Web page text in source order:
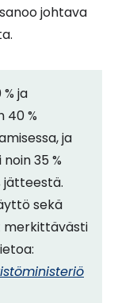
johtava
ja
40 %
ja
35 %
jätteestä.
sekä
merkittävästi